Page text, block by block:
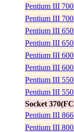
Pentium III
Pentium III
Pentium III
Pentium III
Pentium III
Pentium III
Pentium III
Pentium III
Socket
Pentium III
Pentium III